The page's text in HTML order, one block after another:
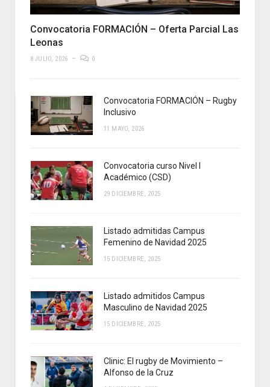
Convocatoria FORMACIÓN – Oferta Parcial Las
Leonas
8 JULIO, 2026 0
Convocatoria FORMACIÓN – Rugby
Inclusivo
11 MAYO, 2026
Convocatoria curso Nivel I
Académico (CSD)
29 DICIEMBRE, 2025
Listado admitidas Campus
Femenino de Navidad 2025
15 DICIEMBRE, 2025
Listado admitidos Campus
Masculino de Navidad 2025
15 DICIEMBRE, 2025
Clinic: El rugby de Movimiento –
Alfonso de la Cruz